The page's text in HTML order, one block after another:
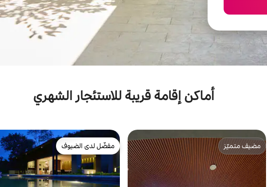
أماكن إقامة قريبة للاستئجار الشهري
مضيف متميّز
مضيف متميّز
مفضّل لدى الضيوف
مفضّل لدى الضيوف